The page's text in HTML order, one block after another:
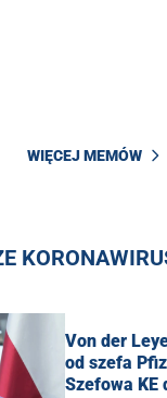
WIĘCEJ MEMÓW
Von der
od szefa
Szefowa KE